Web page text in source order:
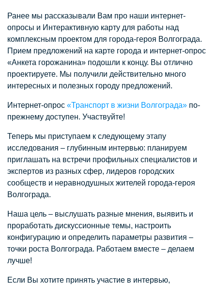
Ранее мы рассказывали Вам про наши интернет-
опросы и Интерактивную карту для работы над
комплексным проектом для города-героя Волгограда.
Прием предложений на карте города и интернет-опрос
«Анкета горожанина» подошли к концу. Вы отлично
проектируете. Мы получили действительно много
интересных и полезных городу предложений.
Интернет-опрос «Транспорт в жизни Волгограда» по-
прежнему доступен. Участвуйте!
Теперь мы приступаем к следующему этапу
исследования – глубинным интервью: планируем
приглашать на встречи профильных специалистов и
экспертов из разных сфер, лидеров городских
сообществ и неравнодушных жителей города-героя
Волгограда.
Наша цель – выслушать разные мнения, выявить и
проработать дискуссионные темы, настроить
конфигурацию и определить параметры развития –
точки роста Волгограда. Работаем вместе – делаем
лучше!
Если Вы хотите принять участие в интервью,